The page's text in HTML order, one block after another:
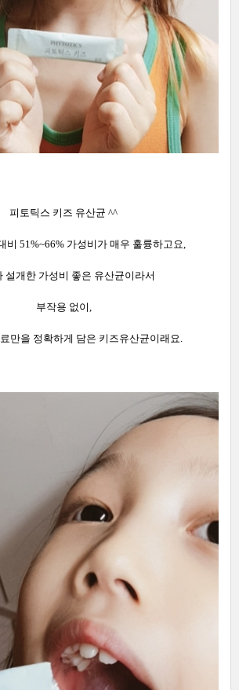
피토틱스 키즈 유산균 ^^
비 51%~66% 가성비가 매우 훌륭하고요,
설개한 가성비 좋은 유산균이라서
부작용 없이,
만을 정확하게 담은 키즈유산균이래요.